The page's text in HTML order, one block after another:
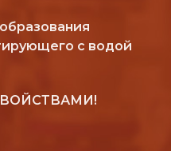
с водой